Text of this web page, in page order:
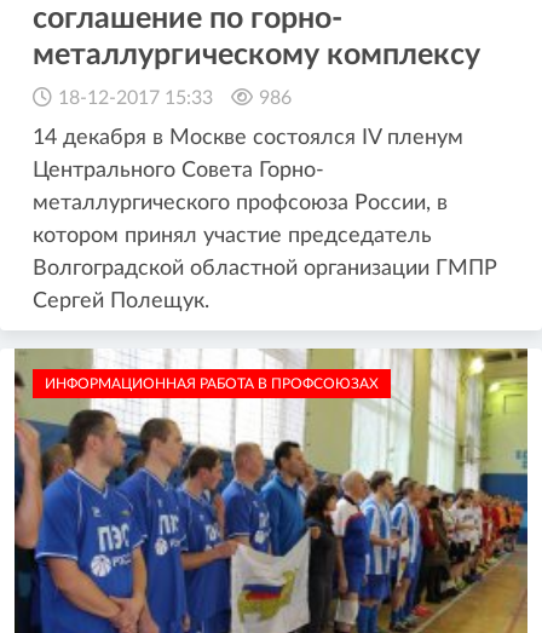
соглашение по горно-
металлургическому комплексу
18-12-2017 15:33 986
14 декабря в Москве состоялся IV пленум
Центрального Совета Горно-
металлургического профсоюза России, в
котором принял участие председатель
Волгоградской областной организации ГМПР
Сергей Полещук.
ИНФОРМАЦИОННАЯ РАБОТА В ПРОФСОЮЗАХ